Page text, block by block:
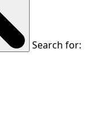
Search for: